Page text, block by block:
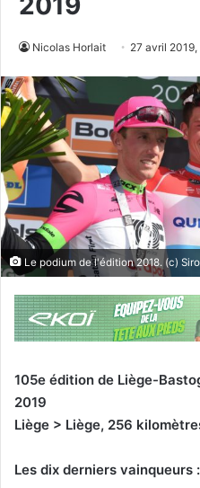
Nicolas Horlait 27 avril 2019,
Le podium de l'édition 2018. (c)
105e édition de Liège-
2019
Liège > Liège, 256
Les dix derniers vainqueurs :